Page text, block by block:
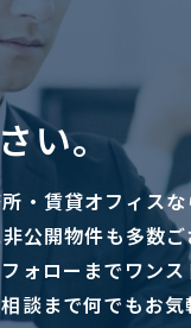
い。
・賃貸オフィスな
公開物件も多数ご
ォローまでワン
談まで何でもお気